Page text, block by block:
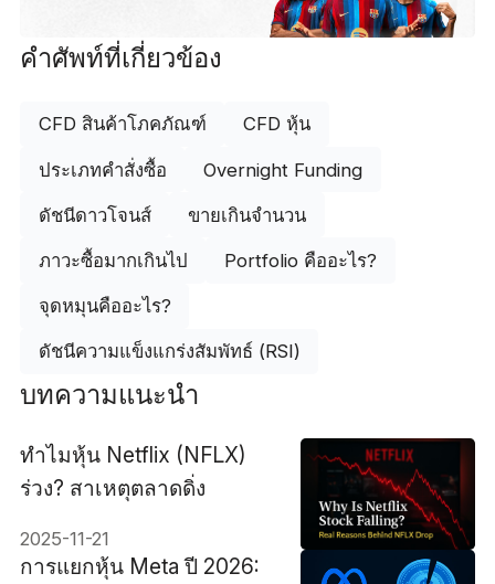
คำศัพท์ที่เกี่ยวข้อง
CFD สินค้าโภคภัณฑ์ CFD หุ้น
ประเภทคำสั่งซื้อ Overnight Funding
ดัชนีดาวโจนส์ ขายเกินจำนวน
ภาวะซื้อมากเกินไป Portfolio คืออะไร?
จุดหมุนคืออะไร?
ดัชนีความแข็งแกร่งสัมพัทธ์ (RSI)
บทความแนะนำ
ทำไมหุ้น Netflix (NFLX)
ร่วง? สาเหตุตลาดดิ่ง
2025-11-21
การแยกหุ้น Meta ปี 2026: